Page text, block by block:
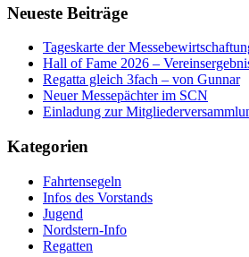
Neueste Beiträge
Tageskarte der
Hall of Fame 2026 –
Regatta gleich 3fach – von Gunnar
Neuer Messepächter im SCN
Einladung zur
Kategorien
Fahrtensegeln
Infos des Vorstands
Jugend
Nordstern-Info
Regatten